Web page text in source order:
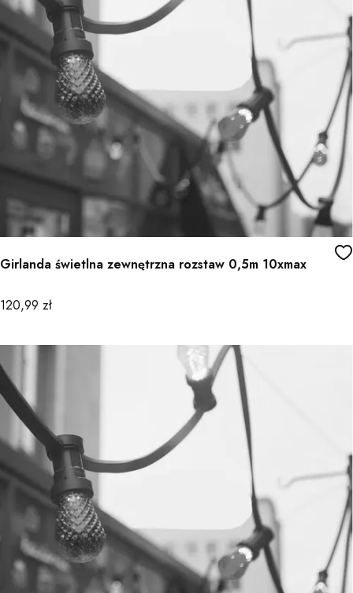
Girlanda świetlna zewnętrzna rozstaw 0,5m 10xmax
Cena
120,99 zł